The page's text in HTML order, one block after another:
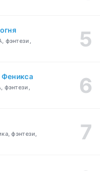
фэнтези,
Феникса
фэнтези,
фэнтези,